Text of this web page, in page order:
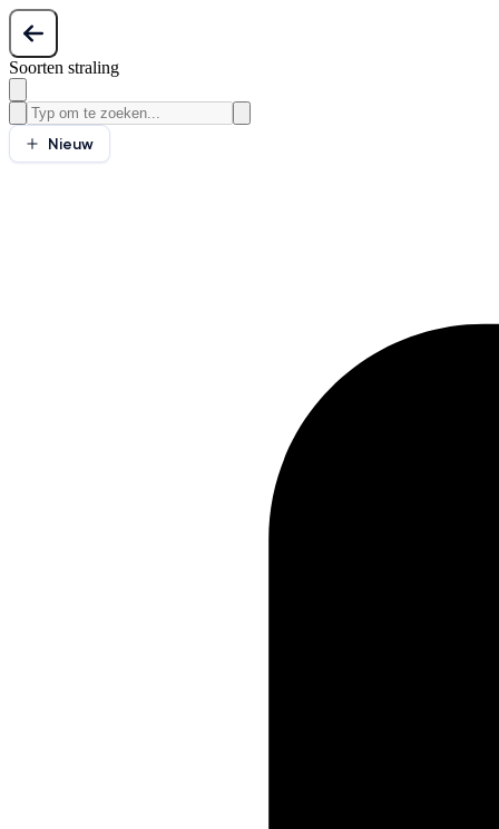
Soorten straling
Nieuw